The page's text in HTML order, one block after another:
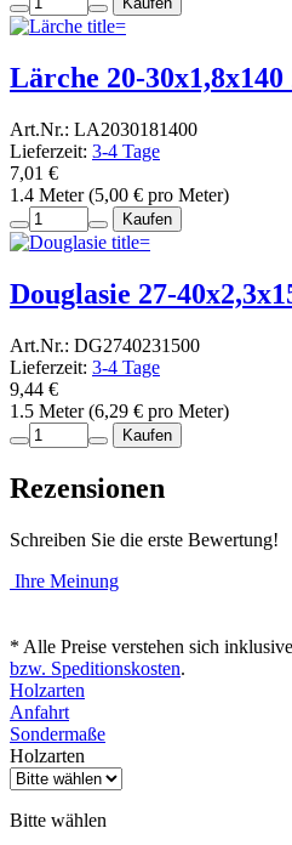
Lärche 20-
Art.Nr.: LA2030181400
Lieferzeit: 3-4 Tage
7,01 €
1.4 Meter (5,00 € pro Meter)
Kaufen
Douglasie 27-
Art.Nr.: DG2740231500
Lieferzeit: 3-4 Tage
9,44 €
1.5 Meter (6,29 € pro Meter)
Kaufen
Rezensionen
Schreiben Sie die erste Bewertung!
Ihre Meinung
* Alle Preise verstehen sich
bzw. Speditionskosten.
Holzarten
Anfahrt
Sondermaße
Holzarten
Bitte wählen